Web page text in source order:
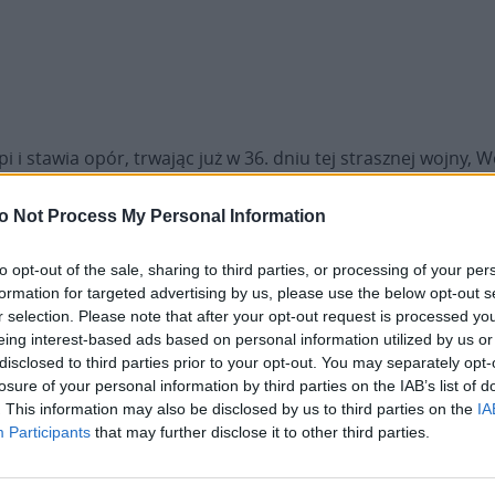
Not Process My Personal Information
opt-out of the sale, sharing to third parties, or processing of your
for targeted advertising by us, please use the below opt-out
selection. Please note that after your opt-out request is processed
interest-based ads based on personal information utilized by us
to third parties prior to your opt-out. You may separately
of your personal information by third parties on the IAB’s list of
This information may also be disclosed by us to third parties on the
Participants that may further disclose it to other third parties.
i stawia opór, trwając już w 36. dniu tej strasznej wojny,
Ukraina stawia jednak opór. Ukraina walczy,
był błogosławiony przez Boga. Nasza armia powoli
Kijowa. Ale ta noc, dzięki Bogu, minęła spokojnie. Nasza
ojczyznę. Z pomocą Bożą i przy wsparciu całego
to znaczy wytrwać w walce? Coraz głębiej rozumiemy,
poziomu walki duchowej, moralnej. Widzimy, jak
Sakramentu Chrztu, jest już powołany do walki,